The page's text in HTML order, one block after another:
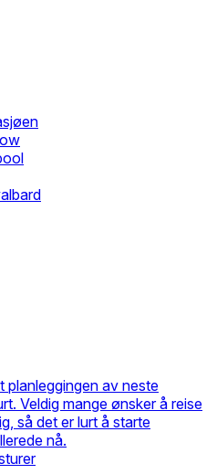
planleggingen av neste
Veldig mange ønsker å reise
så det er lurt å starte
nå.